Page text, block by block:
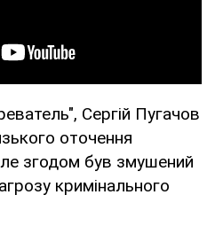
Сергій Пугачов
оточення
згодом був змушений
кримінального